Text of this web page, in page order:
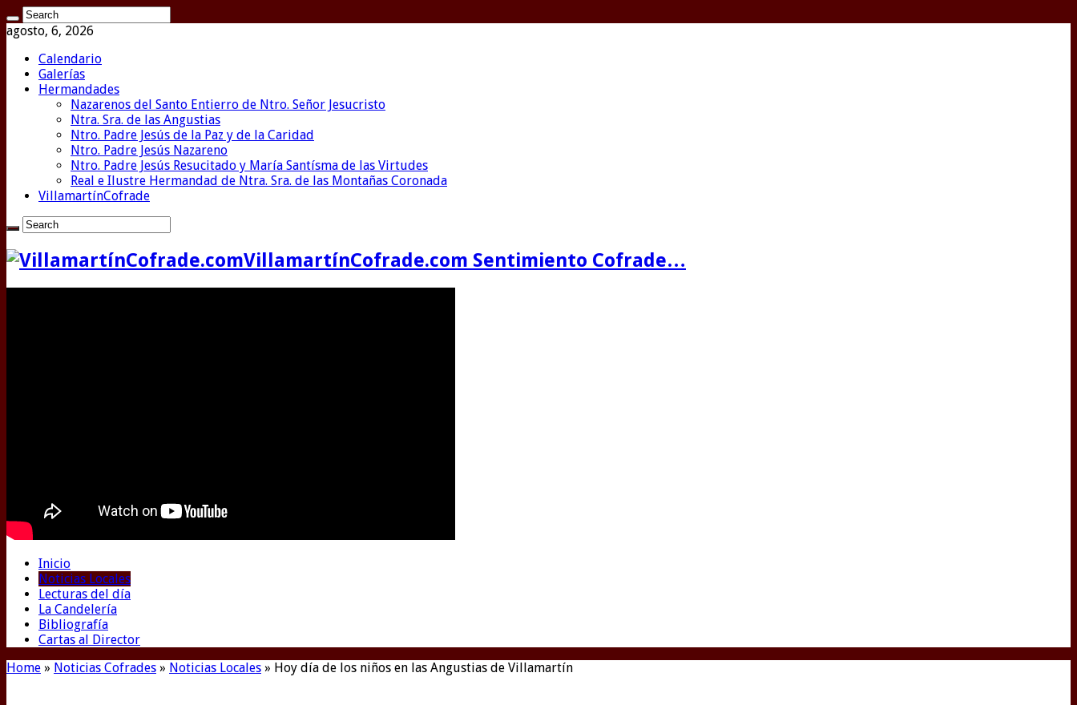
agosto, 6, 2026
Calendario
Galerías
Hermandades
Nazarenos del Santo Entierro de Ntro. Señor Jesucristo
Ntra. Sra. de las Angustias
Ntro. Padre Jesús de la Paz y de la Caridad
Ntro. Padre Jesús Nazareno
Ntro. Padre Jesús Resucitado y María Santísma de las Virtudes
Real e Ilustre Hermandad de Ntra. Sra. de las Montañas Coronada
VillamartínCofrade
VillamartínCofrade.com Sentimiento Cofrade…
Inicio
Noticias Locales
Lecturas del día
La Candelería
Bibliografía
Cartas al Director
Home » Noticias Cofrades » Noticias Locales » Hoy día de los niños en las Angustias de Villamartín